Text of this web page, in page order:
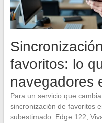
favoritos: lo
navegadores
Para un servicio que
sincronización de favoritos
subestimado. Edge 122,